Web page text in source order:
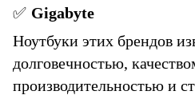
✅ Gigabyte
Ноутбуки этих брендов
долговечностью,
производительностью и